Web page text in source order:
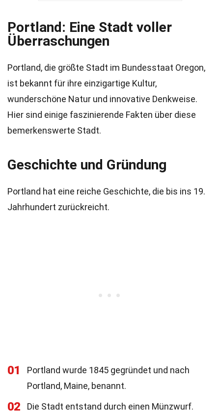
Portland: Eine Stadt voller
Überraschungen
Portland, die größte Stadt im Bundesstaat Oregon,
ist bekannt für ihre einzigartige Kultur,
wunderschöne Natur und innovative Denkweise.
Hier sind einige faszinierende Fakten über diese
bemerkenswerte Stadt.
Geschichte und Gründung
Portland hat eine reiche Geschichte, die bis ins 19.
Jahrhundert zurückreicht.
01
Portland wurde 1845 gegründet und nach
Portland, Maine, benannt.
02
Die Stadt entstand durch einen Münzwurf.